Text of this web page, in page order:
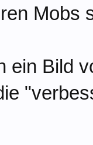
Mobs
ein Bild